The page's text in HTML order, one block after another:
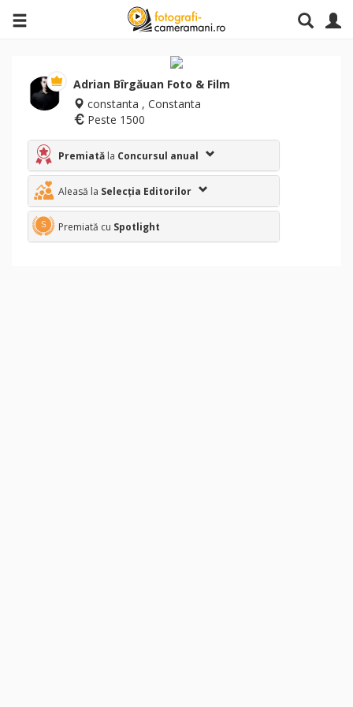
Adrian Bîrgăuan Foto & Film
constanta , Constanta
Peste 1500
Premiată la Concursul anual
Aleasă la Selecția Editorilor
Premiată cu Spotlight